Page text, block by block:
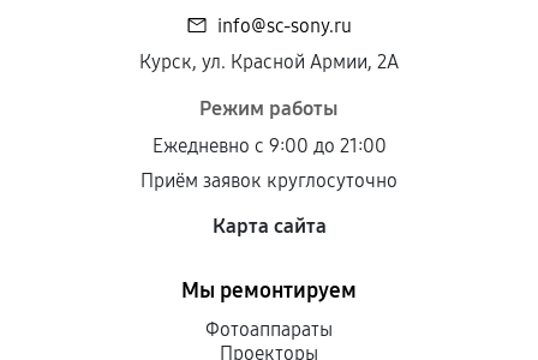
info@sc-sony.ru
Курск, ул. Красной Армии, 2А
Режим работы
Ежедневно с 9:00 до 21:00
Приём заявок круглосуточно
Карта сайта
Мы ремонтируем
Фотоаппараты
Проекторы